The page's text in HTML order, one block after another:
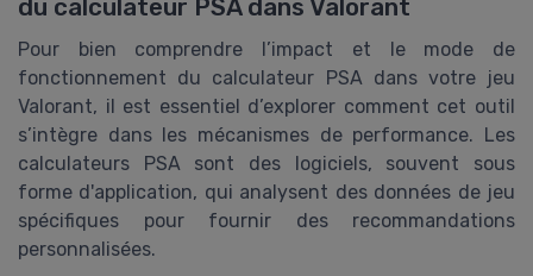
du calculateur PSA dans Valorant
Pour bien comprendre l’impact et le mode de
fonctionnement du calculateur PSA dans votre jeu
Valorant, il est essentiel d’explorer comment cet outil
s’intègre dans les mécanismes de performance. Les
calculateurs PSA sont des logiciels, souvent sous
forme d'application, qui analysent des données de jeu
spécifiques pour fournir des recommandations
personnalisées.